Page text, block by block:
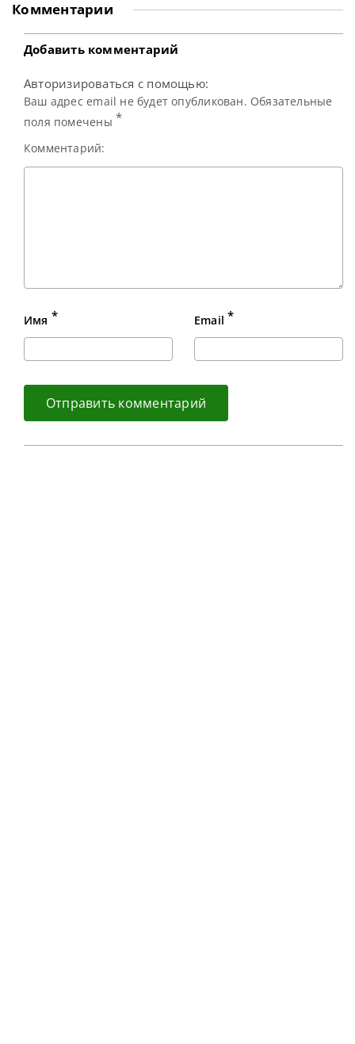
окончательно сформирован. А проведенная жеребьевка
определила захватывающие противостояния в Гонконге.
Поскольку в турнире принимают участие лишь 32 лучших
игрока на основании годового рейтинга,
Комментарии
Добавить комментарий
Авторизироваться с помощью:
Ваш адрес email не будет опубликован. Обязательные
поля помечены *
Комментарий:
Имя * Email *